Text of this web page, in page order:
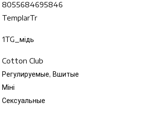
8055684695846
TemplarTr
1TG_мiдь
Cotton Club
Регулируемые, Вшитые
Міні
Сексуальные